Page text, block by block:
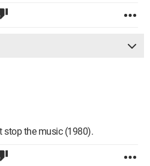
stop the music (1980).